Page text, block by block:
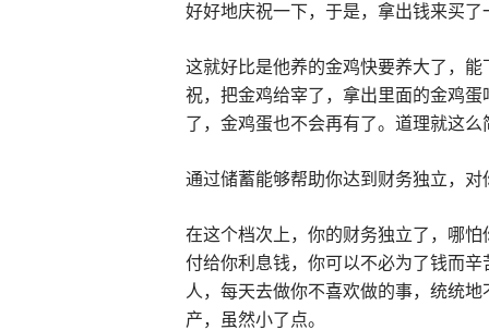
好好地庆祝一下，于是，拿出钱来买了
这就好比是他养的金鸡快要养大了，
祝，把金鸡给宰了，拿出里面的金鸡
了，金鸡蛋也不会再有了。道理就这么
通过储蓄能够帮助你达到财务独立，对
在这个档次上，你的财务独立了，哪
付给你利息钱，你可以不必为了钱而
人，每天去做你不喜欢做的事，统统
产，虽然小了点。